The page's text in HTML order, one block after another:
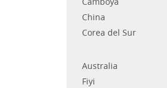
China
Corea del Sur
Australia
Fiyi